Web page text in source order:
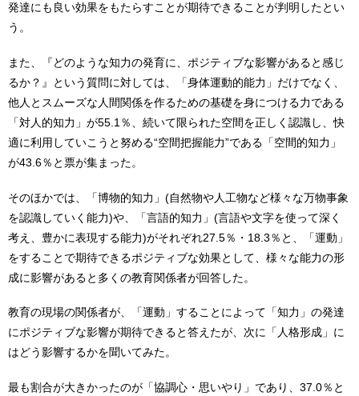
発達にも良い効果をもたらすことが期待できることが判明したとい
う。
また、『どのような知力の発育に、ポジティブな影響があると感じ
るか？』という質問に対しては、「身体運動的能力」だけでなく、
他人とスムーズな人間関係を作るための基礎を身につける力である
「対人的知力」が55.1％、続いて限られた空間を正しく認識し、快
適に利用していこうと努める“空間把握能力”である「空間的知力」
が43.6％と票が集まった。
そのほかでは、「博物的知力」(自然物や人工物など様々な万物事象
を認識していく能力)や、「言語的知力」(言語や文字を使って深く
考え、豊かに表現する能力)がそれぞれ27.5％・18.3％と、「運動」
をすることで期待できるポジティブな効果として、様々な能力の形
成に影響があると多くの教育関係者が回答した。
教育の現場の関係者が、「運動」することによって「知力」の発達
にポジティブな影響が期待できると答えたが、次に「人格形成」に
はどう影響するかを聞いてみた。
最も割合が大きかったのが「協調心・思いやり」であり、37.0％と